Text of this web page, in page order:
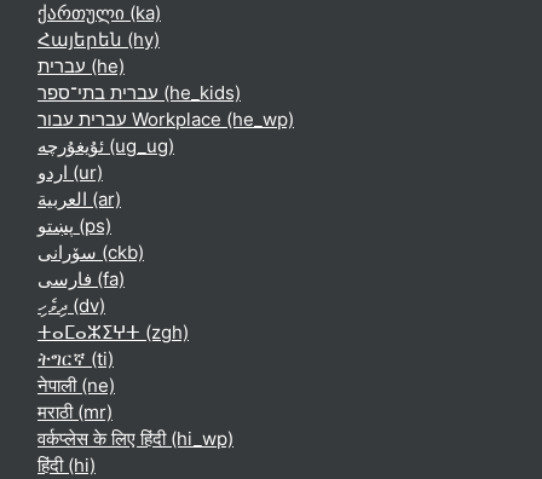
ქართული ‎(ka)‎
Հայերեն ‎(hy)‎
עברית ‎(he)‎
עברית בתי־ספר ‎(he_kids)‎
עברית עבור Workplace ‎(he_wp)‎
ئۇيغۇرچە ‎(ug_ug)‎
اردو ‎(ur)‎
العربية ‎(ar)‎
پښتو ‎(ps)‎
سۆرانی ‎(ckb)‎
فارسی ‎(fa)‎
ދިވެހި ‎(dv)‎
ⵜⴰⵎⴰⵣⵉⵖⵜ ‎(zgh)‎
ትግርኛ ‎(ti)‎
नेपाली ‎(ne)‎
मराठी ‎(mr)‎
वर्कप्लेस के लिए हिंदी ‎(hi_wp)‎
हिंदी ‎(hi)‎